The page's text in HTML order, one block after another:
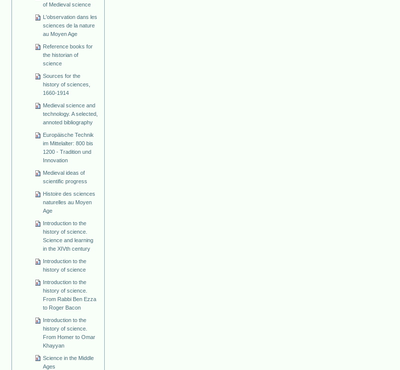
of Medieval science
L'observation dans les
sciences de la nature
au Moyen Age
Reference books for
the historian of
science
Sources for the
history of sciences,
1660-1914
Medieval science and
technology. A selected,
annoted bibliography
Europäische Technik
im Mittelalter: 800 bis
1200 - Tradition und
Innovation
Medieval ideas of
scientific progress
Histoire des sciences
naturelles au Moyen
Age
Introduction to the
history of science.
Science and learning
in the XIVth century
Introduction to the
history of science
Introduction to the
history of science.
From Rabbi Ben Ezza
to Roger Bacon
Introduction to the
history of science.
From Homer to Omar
Khayyan
Science in the Middle
Ages